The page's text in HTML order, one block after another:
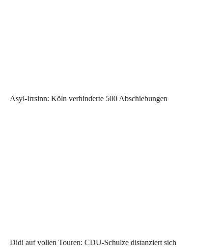
Asyl-Irrsinn: Köln verhinderte 500 Abschiebungen
Didi auf vollen Touren: CDU-Schulze distanziert sich